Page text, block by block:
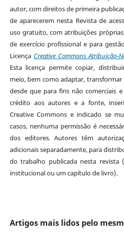
autor, com direitos de primeira
de aparecerem nesta Revista de
uso gratuito, com atribuições
de exercício profissional e para
Licença Creative Commons Atribuição-
Esta licença permite copiar,
meio, bem como adaptar,
desde que para fins não comerciais
crédito aos autores e a fonte,
Creative Commons e indicado se
casos, nenhuma permissão é
dos editores.Autores têm
adicionais separadamente, para
do trabalho publicada nesta revista
institucional ou um capítulo de livro).
Artigos mais lidos pelo